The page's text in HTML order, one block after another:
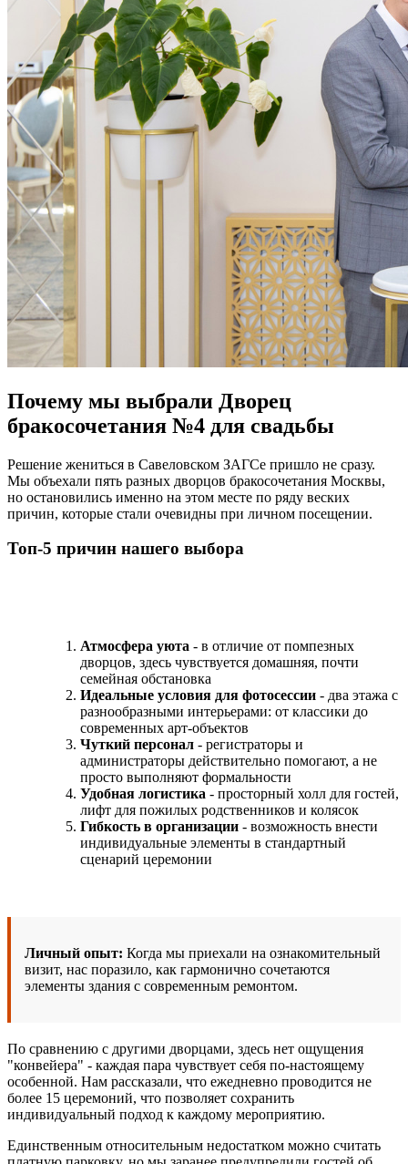
Почему мы выбрали Дворец
бракосочетания №4 для свадьбы
Решение жениться в Савеловском ЗАГСе пришло не сразу.
Мы объехали пять разных дворцов бракосочетания Москвы,
но остановились именно на этом месте по ряду веских
причин, которые стали очевидны при личном посещении.
Топ-5 причин нашего выбора
Атмосфера уюта - в отличие от помпезных
дворцов, здесь чувствуется домашняя, почти
семейная обстановка
Идеальные условия для фотосессии - два этажа с
разнообразными интерьерами: от классики до
современных арт-объектов
Чуткий персонал - регистраторы и
администраторы действительно помогают, а не
просто выполняют формальности
Удобная логистика - просторный холл для гостей,
лифт для пожилых родственников и колясок
Гибкость в организации - возможность внести
индивидуальные элементы в стандартный
сценарий церемонии
Личный опыт: Когда мы приехали на ознакомительный
визит, нас поразило, как гармонично сочетаются
элементы здания с современным ремонтом.
По сравнению с другими дворцами, здесь нет ощущения
"конвейера" - каждая пара чувствует себя по-настоящему
особенной. Нам рассказали, что ежедневно проводится не
более 15 церемоний, что позволяет сохранить
индивидуальный подход к каждому мероприятию.
Единственным относительным недостатком можно считать